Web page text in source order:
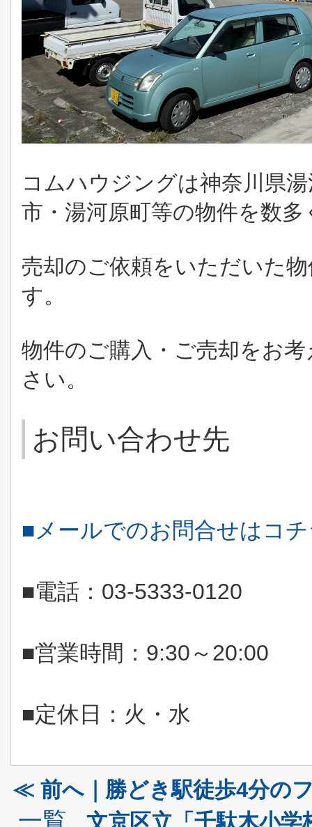
コムハウジングは神奈川県
市・湯河原町等の物件を数
売却のご依頼をいただいた
す。
物件のご購入・ご売却をお
さい。
お問い合わせ先
■メールでのお問合せはコ
■電話： 03-5333-0120
■営業時間： 9:30～20:00
■定休日：火・水
≪ 前へ｜勝どき駅徒歩4分の
一覧 文京区立「千駄木小